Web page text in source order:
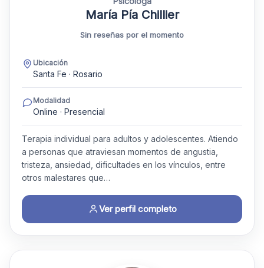
María Pía Chillier
Sin reseñas por el momento
Ubicación
Santa Fe · Rosario
Modalidad
Online · Presencial
Terapia individual para adultos y adolescentes. Atiendo
a personas que atraviesan momentos de angustia,
tristeza, ansiedad, dificultades en los vínculos, entre
otros malestares que…
Ver perfil completo